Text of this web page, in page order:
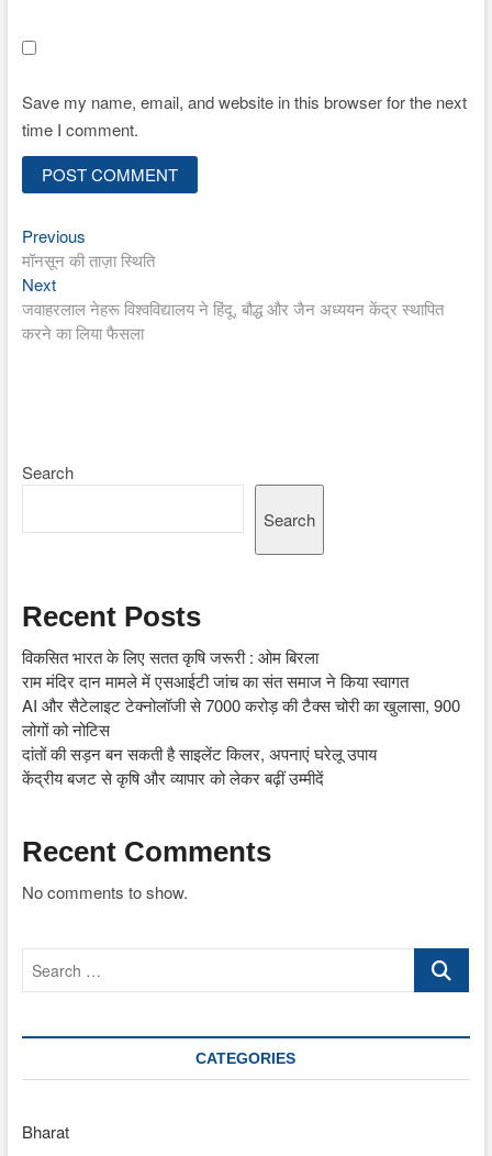
Save my name, email, and website in this browser for the next
time I comment.
Post
navigation
PreviousPrevious
post:
मॉनसून की ताज़ा स्थिति
NextNext
post:
जवाहरलाल नेहरू विश्वविद्यालय ने हिंदू, बौद्ध और जैन अध्ययन केंद्र स्थापित
करने का लिया फैसला
Search
Search
Recent Posts
विकसित भारत के लिए सतत कृषि जरूरी : ओम बिरला
राम मंदिर दान मामले में एसआईटी जांच का संत समाज ने किया स्वागत
AI और सैटेलाइट टेक्नोलॉजी से 7000 करोड़ की टैक्स चोरी का खुलासा, 900
लोगों को नोटिस
दांतों की सड़न बन सकती है साइलेंट किलर, अपनाएं घरेलू उपाय
केंद्रीय बजट से कृषि और व्यापार को लेकर बढ़ीं उम्मीदें
Recent Comments
No comments to show.
Search
CATEGORIES
Bharat